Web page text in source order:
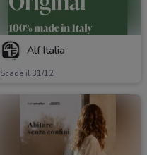
Alf Italia
Scade il 31/12